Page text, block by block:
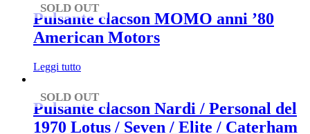
SOLD OUT
Pulsante clacson MOMO anni ’80
American Motors
Leggi tutto
SOLD OUT
Pulsante clacson Nardi / Personal del
1970 Lotus / Seven / Elite / Caterham